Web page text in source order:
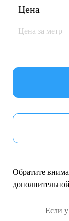
Цена
Цена за метр
Обратите
Если